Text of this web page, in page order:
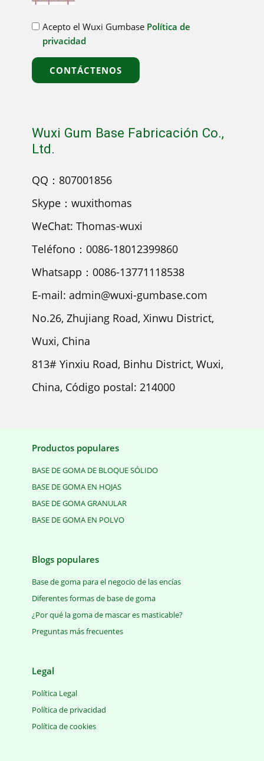
Acepto el Wuxi Gumbase Política de
privacidad
CONTÁCTENOS
Wuxi Gum Base Fabricación Co.,
Ltd.
QQ：807001856
Skype：wuxithomas
WeChat: Thomas-wuxi
Teléfono：0086-18012399860
Whatsapp：0086-13771118538
E-mail: admin@wuxi-gumbase.com
No.26, Zhujiang Road, Xinwu District,
Wuxi, China
813# Yinxiu Road, Binhu District, Wuxi,
China, Código postal: 214000
Productos populares
BASE DE GOMA DE BLOQUE SÓLIDO
BASE DE GOMA EN HOJAS
BASE DE GOMA GRANULAR
BASE DE GOMA EN POLVO
Blogs populares
Base de goma para el negocio de las encías
Diferentes formas de base de goma
¿Por qué la goma de mascar es masticable?
Preguntas más frecuentes
Legal
Política Legal
Política de privacidad
Política de cookies